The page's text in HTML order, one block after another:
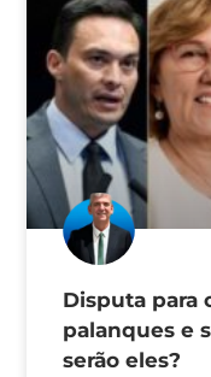
Disputa para
palanques e
serão eles?